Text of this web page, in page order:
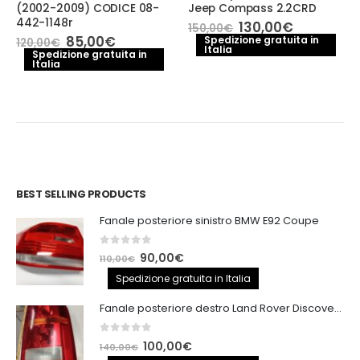
(2002-2009) CODICE 08-
442-1148r
120,00€ Il
prezzo
originale
85,00€Il
prezzo
attuale
Spedizione gratuita in
Italia
Jeep Compass 2.2CRD
150,00€ Il
prezzo
originale
130,00€Il
prezzo
attuale
Spedizione gratuita in
Italia
BEST SELLING PRODUCTS
Fanale posteriore sinistro BMW E92 Coupe
out of 5
110,00€ Il
prezzo
originale
era:
110,00€.
90,00€Il
prezzo
attuale
è:
Spedizione gratuita in Italia
Fanale posteriore destro Land Rover Discovery 3
out of 5
140,00€ Il100,00€Il